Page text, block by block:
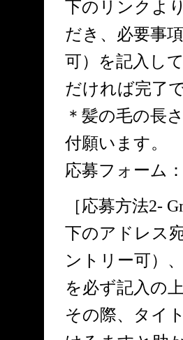
下のリンクよ
だき、必要事
可）を記入し
だければ完了
＊髪の毛の長
付願います。
応募フォーム
［応募方法2-
下のアドレス
ントリー可）
を必ず記入の
その際、タイ